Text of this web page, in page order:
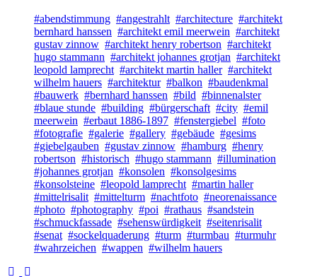
#abendstimmung #angestrahlt #architecture #architekt
bernhard hanssen #architekt emil meerwein #architekt
gustav zinnow #architekt henry robertson #architekt
hugo stammann #architekt johannes grotjan #architekt
leopold lamprecht #architekt martin haller #architekt
wilhelm hauers #architektur #balkon #baudenkmal
#bauwerk #bernhard hanssen #bild #binnenalster
#blaue stunde #building #bürgerschaft #city #emil
meerwein #erbaut 1886-1897 #fenstergiebel #foto
#fotografie #galerie #gallery #gebäude #gesims
#giebelgauben #gustav zinnow #hamburg #henry
robertson #historisch #hugo stammann #illumination
#johannes grotjan #konsolen #konsolgesims
#konsolsteine #leopold lamprecht #martin haller
#mittelrisalit #mittelturm #nachtfoto #neorenaissance
#photo #photography #poi #rathaus #sandstein
#schmuckfassade #sehenswürdigkeit #seitenrisalit
#senat #sockelquaderung #turm #turmbau #turmuhr
#wahrzeichen #wappen #wilhelm hauers